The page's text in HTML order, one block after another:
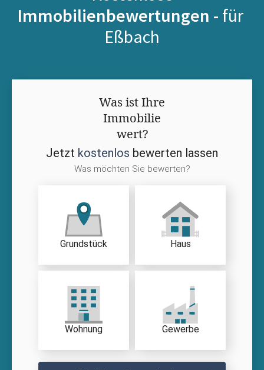
Immobilienbewertungen - für
Eßbach
Was ist Ihre
Immobilie
wert?
Jetzt kostenlos bewerten lassen
Was möchten Sie bewerten?
Grundstück Haus
Wohnung Gewerbe